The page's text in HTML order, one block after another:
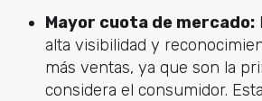
Mayor cuota de mercado:
alta visibilidad y
más ventas, ya que son la
considera el consumidor.